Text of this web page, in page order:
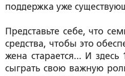
поддержка уже
Представьте себе, что
средства, чтобы это
жена старается... И
сыграть свою важную